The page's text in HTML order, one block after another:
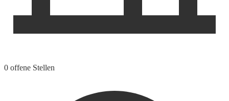
0 offene Stellen